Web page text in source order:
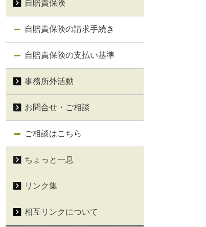
自賠責保険
自賠責保険の請求手続き
自賠責保険の支払い基準
事務所外活動
お問合せ・ご相談
ご相談はこちら
ちょっと一息
リンク集
相互リンクについて